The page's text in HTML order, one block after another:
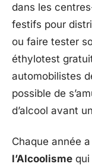
dans les
festifs pour
ou faire tester
éthylotest
automobilistes
possible de
d’alcool avant
Chaque année
l’Alcoolisme qui